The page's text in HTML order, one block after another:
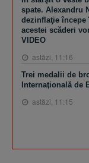
spate. Alexandru
dezinflaţie începe
acestei scăderi
VIDEO
astăzi, 11:16
Trei medalii de
Internaţională de
astăzi, 11:15